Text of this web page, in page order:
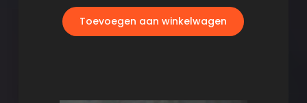
Toevoegen aan winkelwagen